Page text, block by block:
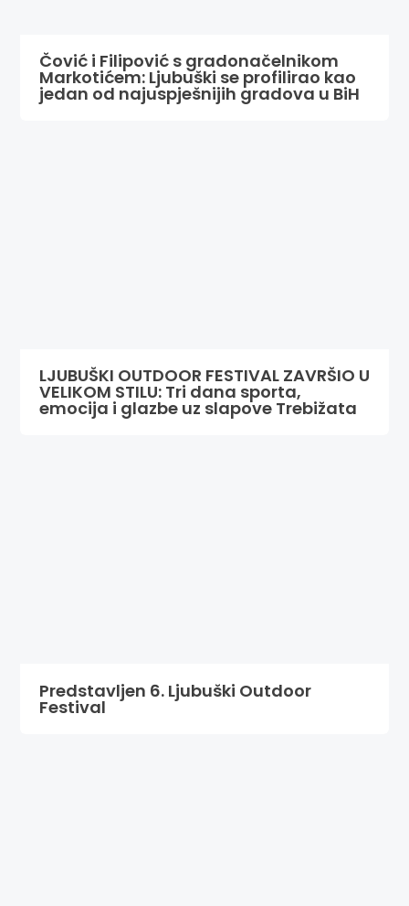
Čović i Filipović s gradonačelnikom
Markotićem: Ljubuški se profilirao kao
jedan od najuspješnijih gradova u BiH
LJUBUŠKI OUTDOOR FESTIVAL ZAVRŠIO U
VELIKOM STILU: Tri dana sporta,
emocija i glazbe uz slapove Trebižata
Predstavljen 6. Ljubuški Outdoor
Festival